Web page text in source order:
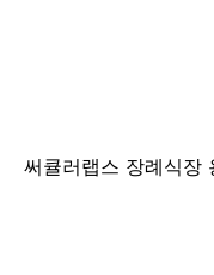
써큘러랩스 장례식장